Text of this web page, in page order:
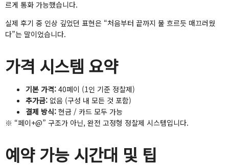
르게 통화 가능했습니다.
실제 후기 중 인상 깊었던 표현은 “처음부터 끝까지 물 흐르듯 매끄러웠
다”는 말이었습니다.
가격 시스템 요약
기본 가격: 40페이 (1인 기준 정찰제)
추가금: 없음 (구성 내 모든 것 포함)
결제 방식: 현금 / 카드 모두 가능
※ “페이+@” 구조가 아닌, 완전 고정형 정찰제 시스템입니다.
예약 가능 시간대 및 팁